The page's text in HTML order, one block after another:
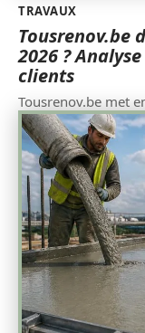
TRAVAUX
Tousrenov.be
2026 ?
clients
Tousrenov.be met